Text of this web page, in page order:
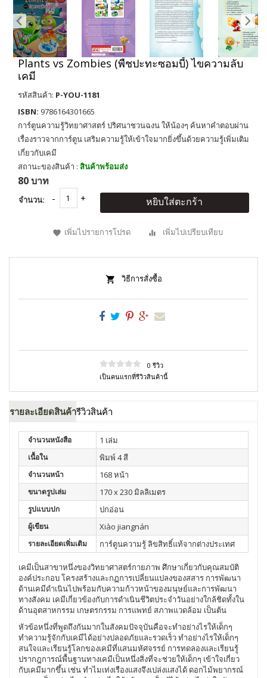
Plants vs Zombies (พืชปะทะซอมบี้) ไขความลับ
เคมี
รหัสสินค้า: P-YOU-1181
ISBN: 9786164301665
การ์ตูนความรู้วิทยาศาสตร์ ปริศนาชวนฉงน ให้น้องๆ ค้นหาคำตอบผ่าน
เรื่องราวจากการ์ตูน เสริมความรู้ให้เข้าใจมากยิ่งขึ้นด้วยความรู้เพิ่มเติม
เกี่ยวกับเคมี
สถานะของสินค้า : สินค้าพร้อมส่ง
80 บาท
จำนวน: หยิบใส่ตะกร้า
เพิ่มไปรายการโปรด เพิ่มไปเปรียบเทียบ
วิธีการสั่งซื้อ
0 รีวิว
เป็นคนแรกที่รีวิวสินค้านี้
รายละเอียดสินค้ารีวิวสินค้า
จำนวนหนังสือ 1 เล่ม
เนื้อใน พิมพ์ 4 สี
จำนวนหน้า 168 หน้า
ขนาดรูปเล่ม 170 x 230 มิลลิเมตร
รูปแบบปก ปกอ่อน
ผู้เขียน Xiào jiangnán
รายละเอียดเพิ่มเติม การ์ตูนความรู้ ลิขสิทธิ์แท้จากต่างประเทศ
เคมีเป็นสาขาหนึ่งของวิทยาศาสตร์กายภาพ ศึกษาเกี่ยวกับคุณสมบัติ
องค์ประกอบ โครงสร้างและกฏการเปลี่ยนแปลงของสสาร การพัฒนา
ด้านเคมีดำเนินไปพร้อมกับความก้าวหน้าของมนุษย์และการพัฒนา
ทางสังคม เคมีเกี่ยวข้องกับการดำเนินชีวิตประจำวันอย่างใกล้ชิดทั้งใน
ด้านอุตสาหกรรม เกษตรกรรม การแพทย์ สภาพแวดล้อม เป็นต้น
หัวข้อหนึ่งที่พูดถึงกันมากในสังคมปัจจุบันคือจะทำอย่างไรให้เด็กๆ
ทำความรู้จักกับเคมีได้อย่างปลอดภัยและรวดเร็ว ทำอย่างไรให้เด็กๆ
สนใจและเรียนรู้โลกของเคมีที่แสนมหัศจรรย์ การทดลองและเรียนรู้
ปรากฎการณ์พื้นฐานทางเคมีเป็นหนึ่งสิ่งที่จะช่วยให้เด็กๆ เข้าใจเกี่ยว
กับเคมีมากขึ้น เช่น ทำไมเท่งเรืองแสงจึงเปล่งแสงได้ ดอกไม้พยากรณ์